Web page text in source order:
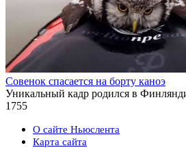
Совенок спасается на борту каноэ
Уникальный кадр родился в
1 755
О сайте Ньюслента
Карта сайта